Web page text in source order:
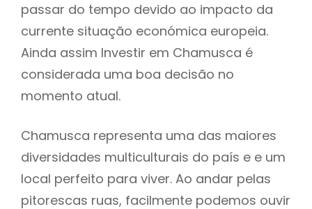
passar do tempo devido ao impacto da
currente situação económica europeia.
Ainda assim Investir em Chamusca é
considerada uma boa decisão no
momento atual.
Chamusca representa uma das maiores
diversidades multiculturais do país e e um
local perfeito para viver. Ao andar pelas
pitorescas ruas, facilmente podemos ouvir